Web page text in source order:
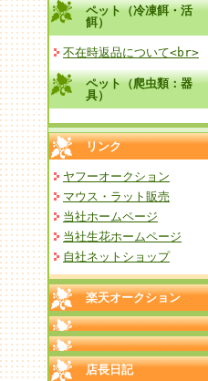
ペット（冷凍餌・活
餌）
不在時返品について<br>
ペット（爬虫類：器
具）
リンク
ヤフーオークション
マウス・ラット販売
当社ホームページ
当社生花ホームページ
自社ネットショップ
楽天オークション
店長日記